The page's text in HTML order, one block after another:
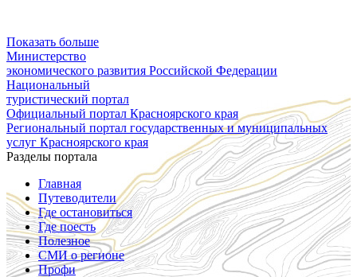
Показать больше
Министерство
экономического развития Российской Федерации
Национальный
туристический портал
Официальный портал Красноярского края
Региональный портал государственных и муниципальных
услуг Красноярского края
Разделы портала
Главная
Путеводители
Где остановиться
Где поесть
Полезное
СМИ о регионе
Профи